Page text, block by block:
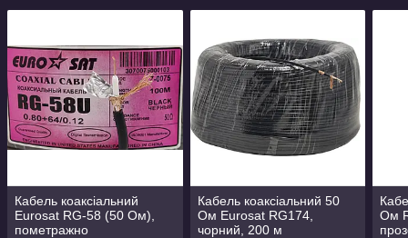
Кабель коаксіальний
Eurosat RG-58 (50 Ом),
пометражно
Кабель коаксіальний 50
Ом Eurosat RG174,
чорний, 200 м
Ом